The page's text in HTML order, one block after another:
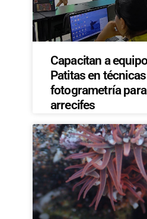
Capacitan a
Patitas en
fotogrametría
arrecifes